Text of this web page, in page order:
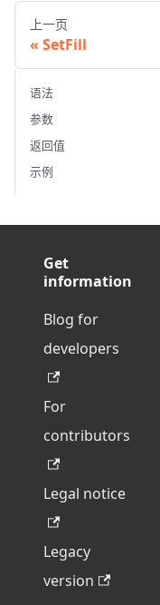
上一页
SetFill
语法
参数
返回值
示例
Get
information
Blog for
developers
For
contributors
Legal notice
Legacy
version